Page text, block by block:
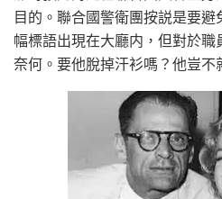
目的。聯合國警衛團按説是要
幅標語出現在大廳内，但對於
奈何。要他脫掉汗衫嗎？他豈不